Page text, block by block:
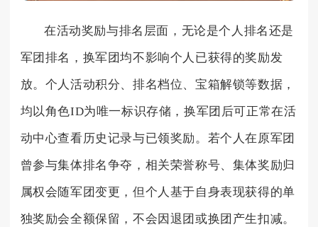
在活动奖励与排名层面，无论是个人排名还是
军团排名，换军团均不影响个人已获得的奖励发
放。个人活动积分、排名档位、宝箱解锁等数据，
均以角色ID为唯一标识存储，换军团后可正常在活
动中心查看历史记录与已领奖励。若个人在原军团
曾参与集体排名争夺，相关荣誉称号、集体奖励归
属权会随军团变更，但个人基于自身表现获得的单
独奖励会全额保留，不会因退团或换团产生扣减。